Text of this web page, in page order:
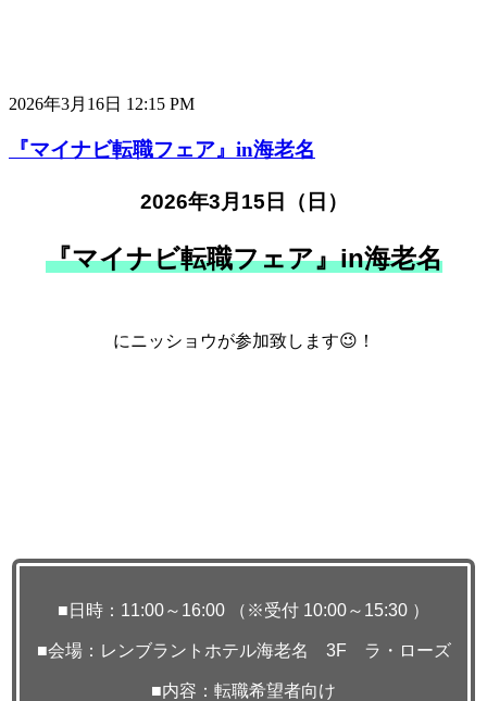
2026年3月16日 12:15 PM
『マイナビ転職フェア』in海老名
2026年3月15日（日）
『マイナビ転職フェア』in海老名
にニッショウが参加致します😉！
■日時：11:00～16:00 （※受付 10:00～15:30 ）
■会場：レンブラントホテル海老名 3F ラ・ローズ
■内容： 転職希望者向け